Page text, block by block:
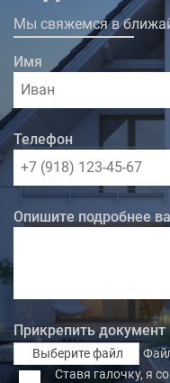
Мы свяжемся в
Имя
Телефон
Опишите подробнее
Прикрепить документ
Выберите файл
Ставя галочку, я